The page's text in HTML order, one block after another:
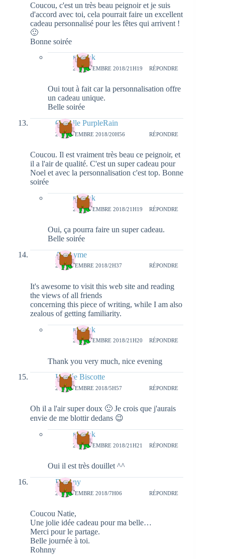
Coucou, c'est un très beau peignoir et je suis
d'accord avec toi, cela pourrait faire un excellent
cadeau personnalisé pour les fêtes qui arrivent !
🙂
Bonne soirée
natieak
22 NOVEMBRE 2018/21H19 RÉPONDRE
Oui tout à fait car la personnalisation offre
un cadeau unique.
Belle soirée
Cyrielle PurpleRain
20 NOVEMBRE 2018/20H56 RÉPONDRE
Coucou. Il est vraiment très beau ce peignoir, et
il a l'air de qualité. C'est un super cadeau pour
Noel et avec la personnalisation c'est top. Bonne
soirée
natieak
22 NOVEMBRE 2018/21H19 RÉPONDRE
Oui, ça pourra faire un super cadeau.
Belle soirée
Anonyme
21 NOVEMBRE 2018/2H37 RÉPONDRE
It's awesome to visit this web site and reading
the views of all friends
concerning this piece of writing, while I am also
zealous of getting familiarity.
natieak
22 NOVEMBRE 2018/21H20 RÉPONDRE
Thank you very much, nice evening
La Fée Biscotte
21 NOVEMBRE 2018/5H57 RÉPONDRE
Oh il a l'air super doux 🙂 Je crois que j'aurais
envie de me blottir dedans 😉
natieak
22 NOVEMBRE 2018/21H21 RÉPONDRE
Oui il est très douillet ^^
Rohnny
21 NOVEMBRE 2018/7H06 RÉPONDRE
Coucou Natie,
Une jolie idée cadeau pour ma belle…
Merci pour le partage.
Belle journée à toi.
Rohnny